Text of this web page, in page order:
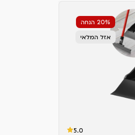
20% הנחה
אזל המלאי
5.0